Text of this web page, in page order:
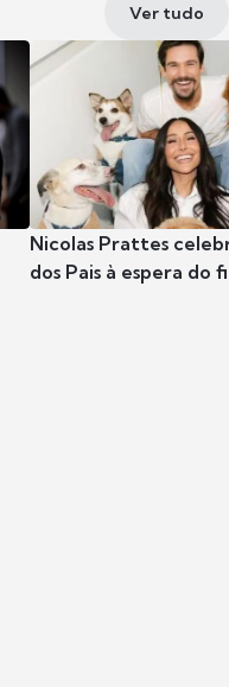
Ver tudo
Nicolas Prattes
dos Pais à espera do